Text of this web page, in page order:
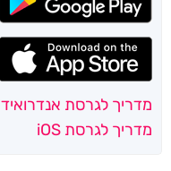
מדריך לגרסת אנדרואיד
מדריך לגרסת iOS